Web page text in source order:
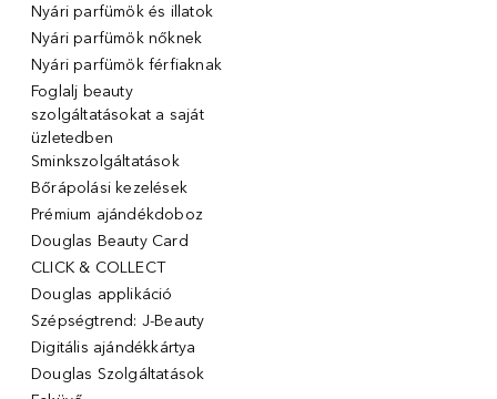
Nyári parfümök és illatok
Nyári parfümök nőknek
Nyári parfümök férfiaknak
Foglalj beauty
szolgáltatásokat a saját
üzletedben
Sminkszolgáltatások
Bőrápolási kezelések
Prémium ajándékdoboz
Douglas Beauty Card
CLICK & COLLECT
Douglas applikáció
Szépségtrend: J-Beauty
Digitális ajándékkártya
Douglas Szolgáltatások